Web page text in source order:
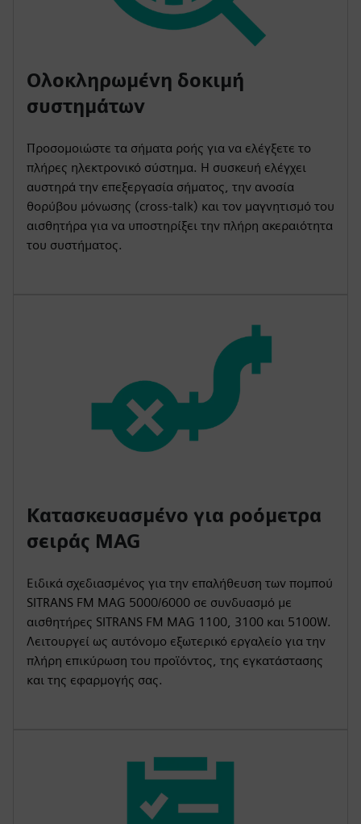
Ολοκληρωμένη δοκιμή
συστημάτων
Προσομοιώστε τα σήματα ροής για να ελέγξετε το
πλήρες ηλεκτρονικό σύστημα. Η συσκευή ελέγχει
αυστηρά την επεξεργασία σήματος, την ανοσία
θορύβου μόνωσης (cross-talk) και τον μαγνητισμό του
αισθητήρα για να υποστηρίξει την πλήρη ακεραιότητα
του συστήματος.
Κατασκευασμένο για ροόμετρα
σειράς MAG
Ειδικά σχεδιασμένος για την επαλήθευση των πομπού
SITRANS FM MAG 5000/6000 σε συνδυασμό με
αισθητήρες SITRANS FM MAG 1100, 3100 και 5100W.
Λειτουργεί ως αυτόνομο εξωτερικό εργαλείο για την
πλήρη επικύρωση του προϊόντος, της εγκατάστασης
και της εφαρμογής σας.